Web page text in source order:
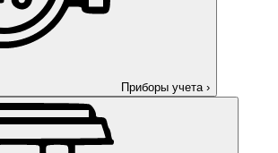
Приборы учета ›